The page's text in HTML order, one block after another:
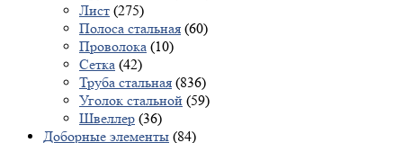
Лист (275)
Полоса стальная (60)
Проволока (10)
Сетка (42)
Труба стальная (836)
Уголок стальной (59)
Швеллер (36)
Доборные элементы (84)